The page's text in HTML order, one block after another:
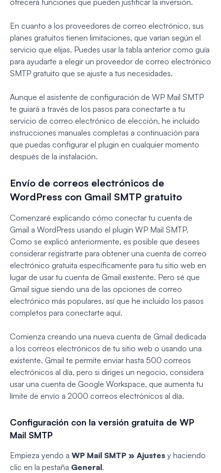
ofrecerá funciones que pueden justificar la inversión.
En cuanto a los proveedores de correo electrónico, sus
planes gratuitos tienen limitaciones, que varían según el
servicio que elijas. Puedes usar la tabla anterior como guía
para ayudarte a elegir un proveedor de correo electrónico
SMTP gratuito que se ajuste a tus necesidades.
Aunque el asistente de configuración de WP Mail SMTP
te guiará a través de los pasos para conectarte a tu
servicio de correo electrónico de elección, he incluido
instrucciones manuales completas a continuación para
que puedas configurar el plugin en cualquier momento
después de la instalación.
Envío de correos electrónicos de
WordPress con Gmail SMTP gratuito
Comenzaré explicando cómo conectar tu cuenta de
Gmail a WordPress usando el plugin WP Mail SMTP.
Como se explicó anteriormente, es posible que desees
considerar registrarte para obtener una cuenta de correo
electrónico gratuita específicamente para tu sitio web en
lugar de usar tu cuenta de Gmail existente. Pero sé que
Gmail sigue siendo una de las opciones de correo
electrónico más populares, así que he incluido los pasos
completos para conectarte aquí.
Comienza creando una nueva cuenta de Gmail dedicada
a los correos electrónicos de tu sitio web o usando una
existente. Gmail te permite enviar hasta 500 correos
electrónicos al día, pero si diriges un negocio, considera
usar una cuenta de Google Workspace, que aumenta tu
límite de envío a 2000 correos electrónicos al día.
Configuración con la versión gratuita de WP
Mail SMTP
Empieza yendo a WP Mail SMTP » Ajustes y haciendo
clic en la pestaña General.